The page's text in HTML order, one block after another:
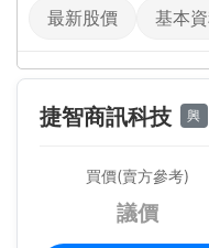
最新股價 基本
捷智商訊科技 興
買價(賣方參考)
議價